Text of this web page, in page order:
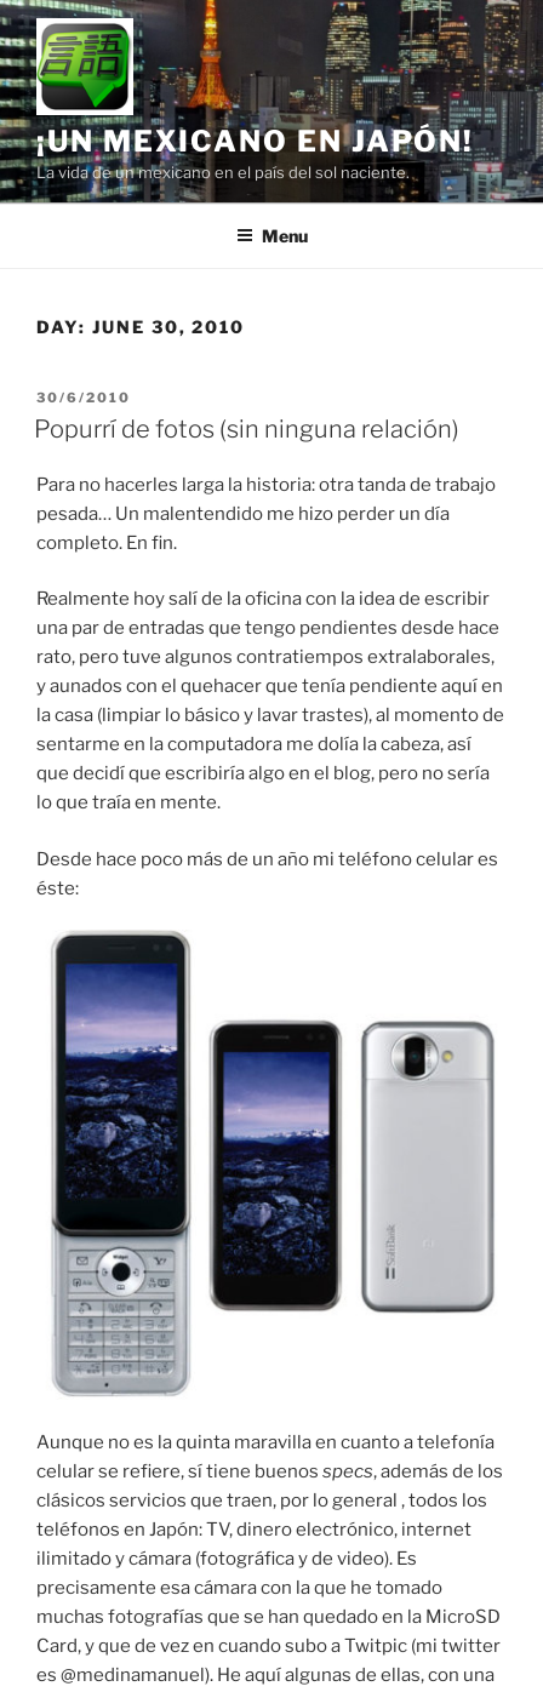
Skip
to
content
¡UN MEXICANO EN JAPÓN!
La vida de un mexicano en el país del sol naciente.
Menu
DAY: JUNE 30, 2010
POSTED
ON
30/6/2010
Popurrí de fotos (sin ninguna relación)
Para no hacerles larga la historia: otra tanda de trabajo
pesada… Un malentendido me hizo perder un día
completo. En fin.
Realmente hoy salí de la oficina con la idea de escribir
una par de entradas que tengo pendientes desde hace
rato, pero tuve algunos contratiempos extralaborales,
y aunados con el quehacer que tenía pendiente aquí en
la casa (limpiar lo básico y lavar trastes), al momento de
sentarme en la computadora me dolía la cabeza, así
que decidí que escribiría algo en el blog, pero no sería
lo que traía en mente.
Desde hace poco más de un año mi teléfono celular es
éste:
Aunque no es la quinta maravilla en cuanto a telefonía
celular se refiere, sí tiene buenos specs, además de los
clásicos servicios que traen, por lo general , todos los
teléfonos en Japón: TV, dinero electrónico, internet
ilimitado y cámara (fotográfica y de video). Es
precisamente esa cámara con la que he tomado
muchas fotografías que se han quedado en la MicroSD
Card, y que de vez en cuando subo a Twitpic (mi twitter
es @medinamanuel). He aquí algunas de ellas, con una